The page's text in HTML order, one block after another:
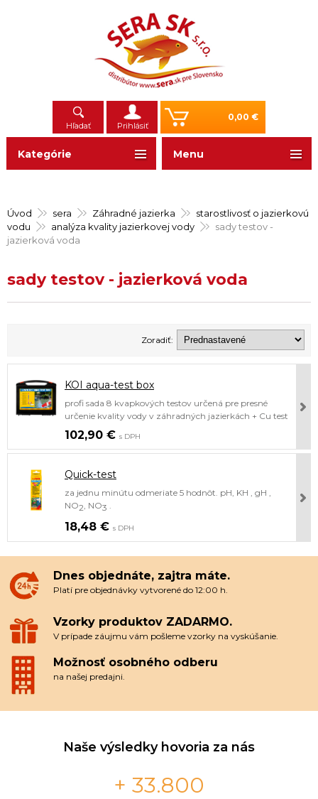
Hľadať Prihlásiť
0,00 €
Úvod sera Záhradné jazierka
starostlivosť o jazierkovú
vodu
analýza kvality jazierkovej vody
sady testov -
jazierková voda
sady testov - jazierková voda
Zoradiť:
KOI aqua-test box
profi sada 8 kvapkových testov určená pre presné
určenie kvality vody v záhradných jazierkách + Cu test
102,90 € s DPH
Quick-test
za jednu minútu odmeriate 5 hodnôt. pH, KH , gH ,
NO2, NO3 .
18,48 € s DPH
Kategórie
Dnes objednáte, zajtra máte.
Platí pre objednávky vytvorené do 12:00 h.
Vzorky produktov ZADARMO.
V prípade záujmu vám pošleme vzorky na vyskúšanie.
Možnosť osobného odberu
na našej predajni.
Naše výsledky hovoria za nás
+ 33.800
Menu